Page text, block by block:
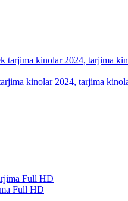
kinolar 2024, tarjima
Full HD